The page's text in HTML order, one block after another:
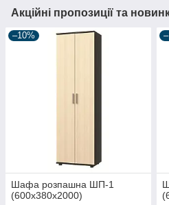
Акційні пропозиції та
–10%
Шафа розпашна ШП-1
(600х380х2000)